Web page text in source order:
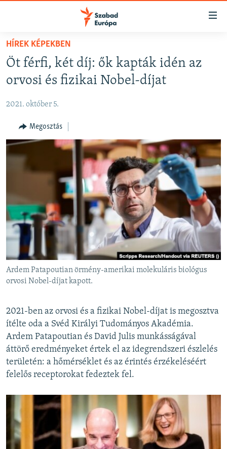
Akadálymentes
Ugrás
fő
oldalra
Ugrás
keresésre
NAPIRENDEN
VIDEÓK
ELEMZŐ
NER15
TÁRSADALOM
DEMOKRÁCIA
A PÉNZ NYOMÁBAN
EURÓPAI UNIÓ
VILÁG
KLÍMAVÁLTOZÁS
KÖVESSEN MINKET!
Valamennyi RFE/RL weboldal
HÍREK KÉPEKBEN
Öt férfi, két díj: ők kapták idén az
orvosi és fizikai Nobel-díjat
2021. október 5.
Megosztás
Ardem Patapoutian örmény-amerikai molekuláris biológus
orvosi Nobel-díjat kapott.
2021-ben az orvosi és a fizikai Nobel-díjat is megosztva
ítélte oda a Svéd Királyi Tudományos Akadémia.
Ardem Patapoutian és David Julis munkásságával
áttörő eredményeket értek el az idegrendszeri észlelés
területén: a hőmérséklet és az érintés érzékeléséért
felelős receptorokat fedeztek fel.